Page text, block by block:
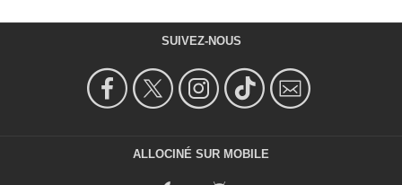
SUIVEZ-NOUS
ALLOCINÉ SUR MOBILE